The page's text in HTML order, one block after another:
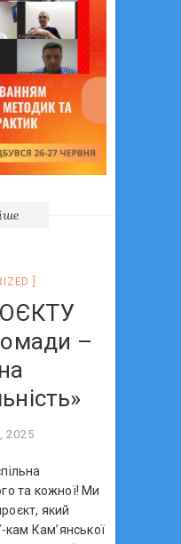
–
2025
та кожної! Ми
який
Кам’янської